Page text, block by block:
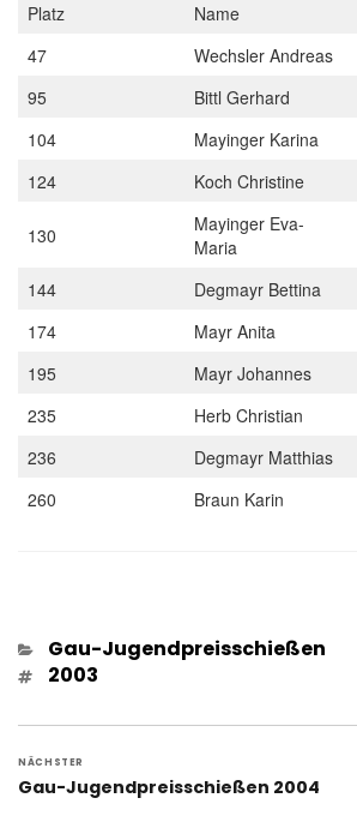
Platz Name
47
Wechsler Andreas
95
Bittl Gerhard
104
Mayinger Karina
124
Koch Christine
130
Mayinger Eva-
Maria
144 Degmayr Bettina
174
Mayr Anita
195
Mayr Johannes
235
Herb Christian
236
Degmayr Matthias
260
Braun Karin
Kategorien
Gau-Jugendpreisschießen
Schlagwörter
2003
Beitragsnavigation
NÄCHSTER
Nächster
Gau-Jugendpreisschießen 2004